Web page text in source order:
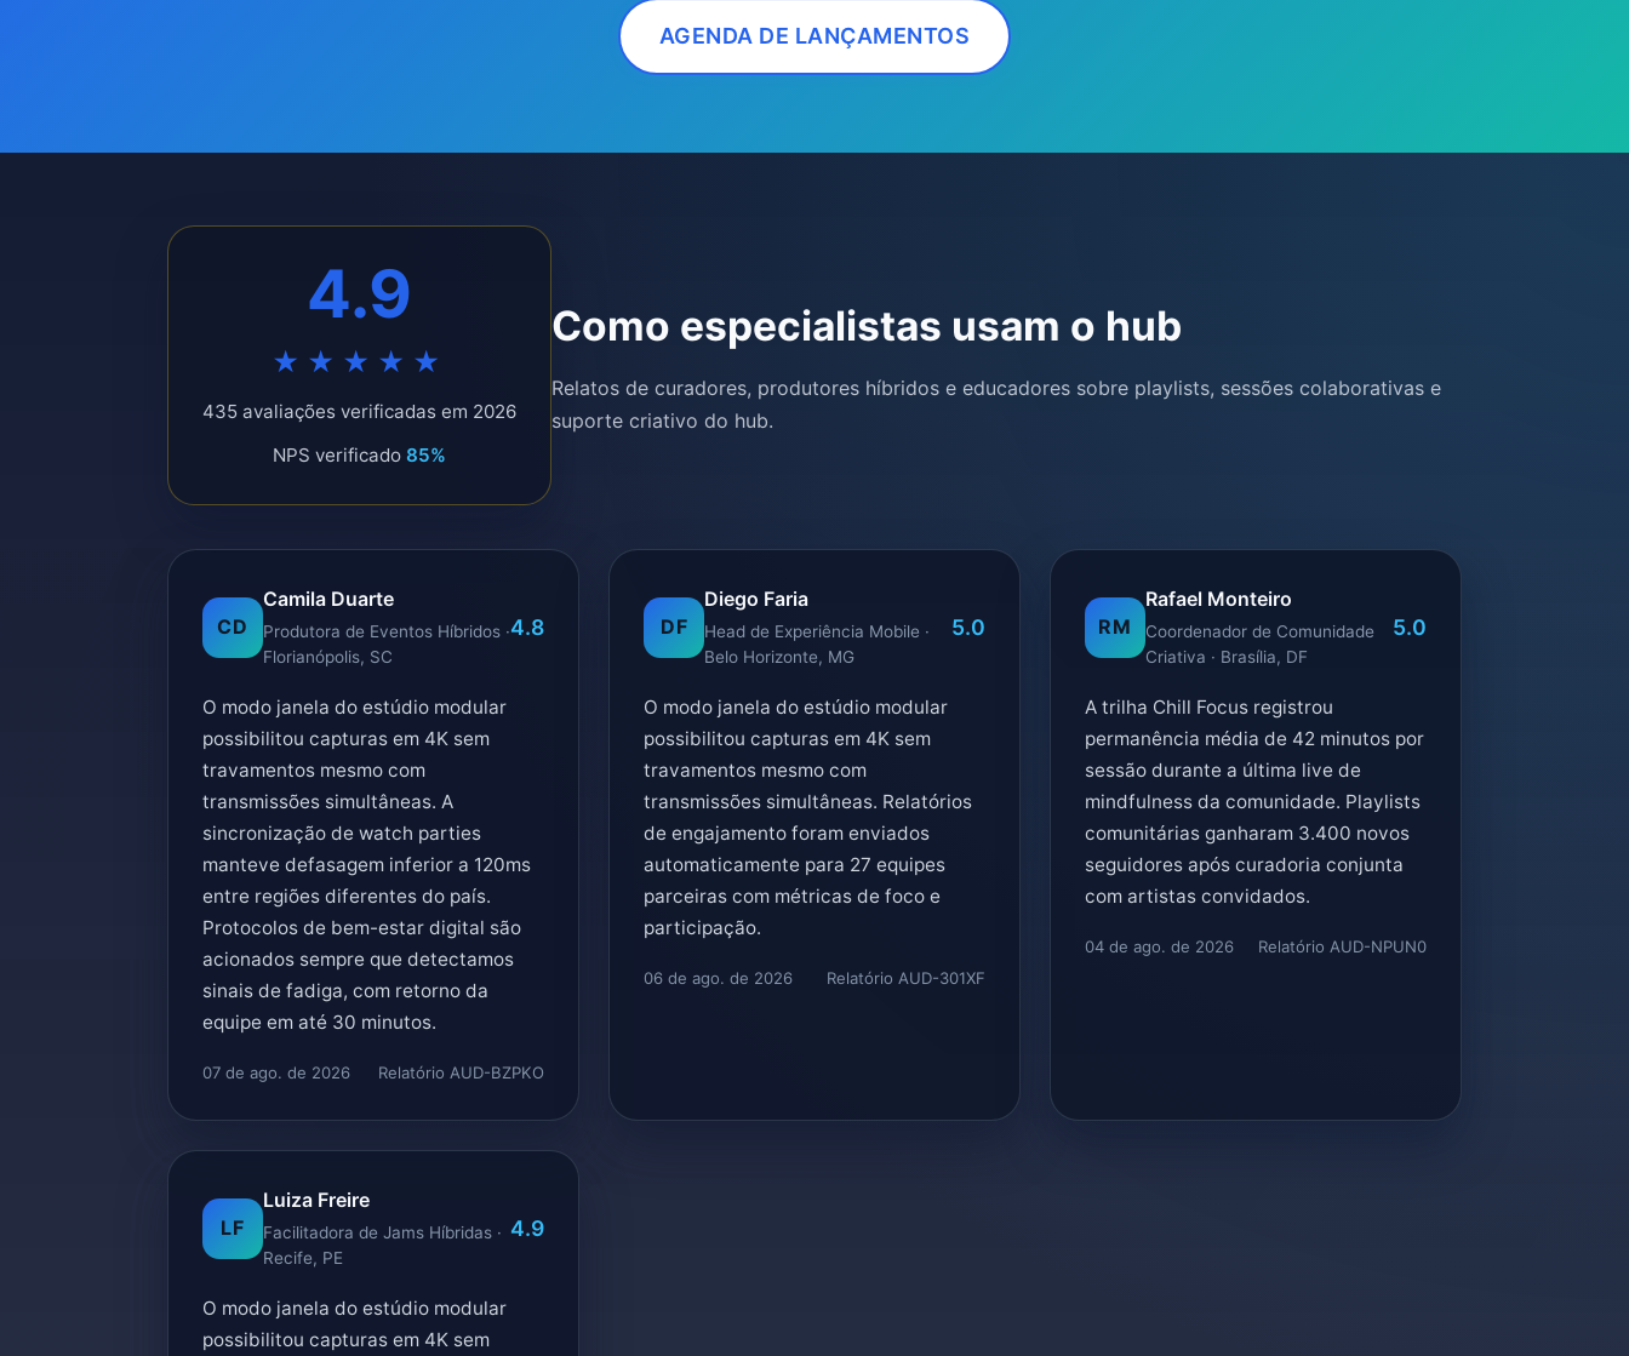
AGENDA DE LANÇAMENTOS
4.9
★★★★★
435 avaliações verificadas em 2026
NPS verificado 85%
Como especialistas usam o hub
Relatos de curadores, produtores híbridos e educadores sobre playlists, sessões colaborativas e
suporte criativo do hub.
CD
Camila Duarte
Produtora de Eventos Híbridos ·
Florianópolis, SC
4.8
O modo janela do estúdio modular
possibilitou capturas em 4K sem
travamentos mesmo com
transmissões simultâneas. A
sincronização de watch parties
manteve defasagem inferior a 120ms
entre regiões diferentes do país.
Protocolos de bem-estar digital são
acionados sempre que detectamos
sinais de fadiga, com retorno da
equipe em até 30 minutos.
07 de ago. de 2026 Relatório AUD-BZPKO
DF
Diego Faria
Head de Experiência Mobile ·
Belo Horizonte, MG
5.0
O modo janela do estúdio modular
possibilitou capturas em 4K sem
travamentos mesmo com
transmissões simultâneas. Relatórios
de engajamento foram enviados
automaticamente para 27 equipes
parceiras com métricas de foco e
participação.
06 de ago. de 2026 Relatório AUD-301XF
RM
Rafael Monteiro
Coordenador de Comunidade
Criativa · Brasília, DF
5.0
A trilha Chill Focus registrou
permanência média de 42 minutos por
sessão durante a última live de
mindfulness da comunidade. Playlists
comunitárias ganharam 3.400 novos
seguidores após curadoria conjunta
com artistas convidados.
04 de ago. de 2026 Relatório AUD-NPUN0
LF
Luiza Freire
Facilitadora de Jams Híbridas ·
Recife, PE
4.9
O modo janela do estúdio modular
possibilitou capturas em 4K sem